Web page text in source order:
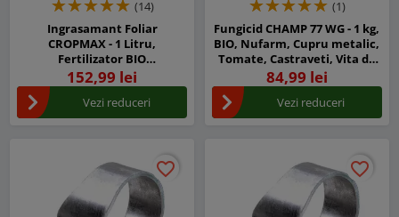
(14)
Ingrasamant Foliar
CROPMAX - 1 Litru,
Fertilizator BIO
Superconcentrat
152,99 lei
Vezi reduceri
(1)
Fungicid CHAMP 77 WG - 1 kg,
BIO, Nufarm, Cupru metalic,
Tomate, Castraveti, Vita de
vie, Cartof, Mar
84,99 lei
Vezi reduceri
favorite_border
favorite_border favorite_border
favorite_border